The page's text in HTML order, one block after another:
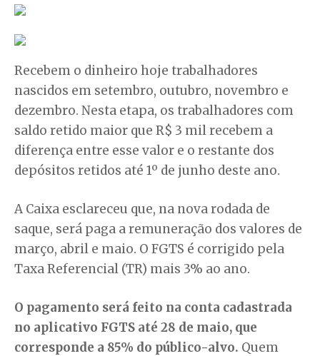
Recebem o dinheiro hoje trabalhadores
nascidos em setembro, outubro, novembro e
dezembro. Nesta etapa, os trabalhadores com
saldo retido maior que R$ 3 mil recebem a
diferença entre esse valor e o restante dos
depósitos retidos até 1º de junho deste ano.
A Caixa esclareceu que, na nova rodada de
saque, será paga a remuneração dos valores de
março, abril e maio. O FGTS é corrigido pela
Taxa Referencial (TR) mais 3% ao ano.
O pagamento será feito na conta cadastrada
no aplicativo FGTS até 28 de maio, que
corresponde a 85% do público-alvo. Quem